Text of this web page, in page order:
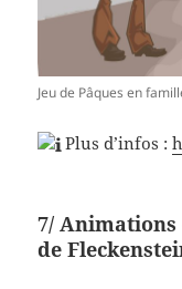
Jeu de Pâques en
Plus d’infos :
7/ Animations
de